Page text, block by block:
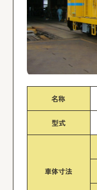
名称
型式
車体寸法